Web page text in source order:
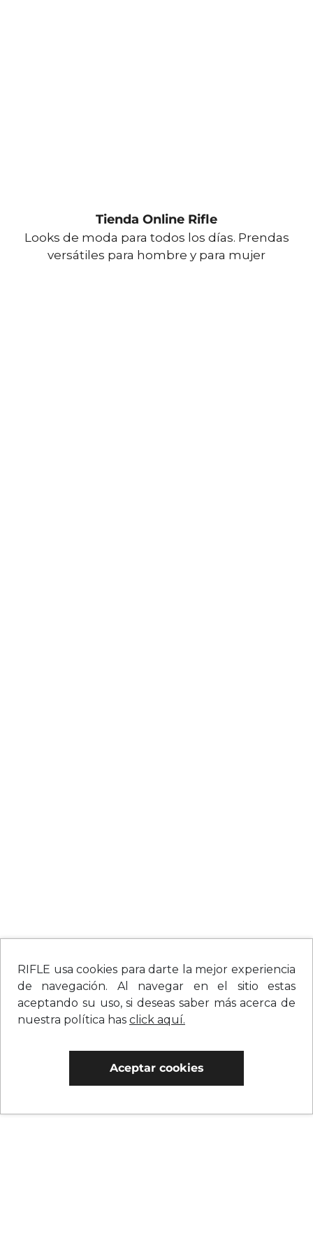
RIFLE usa cookies para darte la mejor experiencia
de navegación. Al navegar en el sitio estas
aceptando su uso, si deseas saber más acerca de
nuestra política has click aquí.
Aceptar cookies
Tienda Online Rifle
Looks de moda para todos los días. Prendas
versátiles para hombre y para mujer